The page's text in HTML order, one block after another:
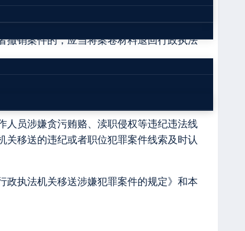
转送有管辖权的机关，并书面告知移送案件
面通知行政执法机关，同时抄送人民检察
撤销案件的，应当将案卷材料退回行政执法
的，应当提出检察建议或者司法建议，移
人员涉嫌贪污贿赂、渎职侵权等违纪违法线
移送的违纪或者职位犯罪案件线索及时认
政执法机关移送涉嫌犯罪案件的规定》和本